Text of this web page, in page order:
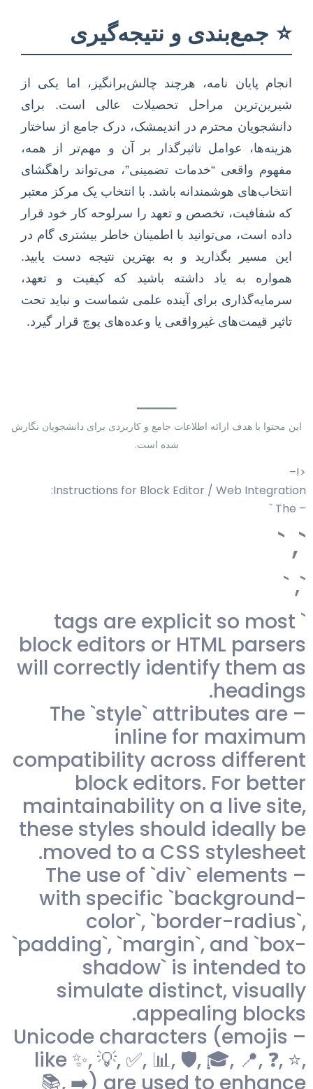
⭐ جمع‌بندی و نتیجه‌گیری
انجام پایان نامه، هرچند چالش‌برانگیز، اما یکی از
شیرین‌ترین مراحل تحصیلات عالی است. برای
دانشجویان محترم در اندیمشک، درک جامع از ساختار
هزینه‌ها، عوامل تاثیرگذار بر آن و مهم‌تر از همه،
مفهوم واقعی “خدمات تضمینی”، می‌تواند راهگشای
انتخاب‌های هوشمندانه باشد. با انتخاب یک مرکز معتبر
که شفافیت، تخصص و تعهد را سرلوحه کار خود قرار
داده است، می‌توانید با اطمینان خاطر بیشتری گام در
این مسیر بگذارید و به بهترین نتیجه دست یابید.
همواره به یاد داشته باشید که کیفیت و تعهد،
سرمایه‌گذاری برای آینده علمی شماست و نباید تحت
تاثیر قیمت‌های غیرواقعی یا وعده‌های پوچ قرار گیرد.
━━━━━━━
این محتوا با هدف ارائه اطلاعات جامع و کاربردی برای دانشجویان نگارش
شده است.
<!–
Instructions for Block Editor / Web Integration:
– The `
`, `
`, `
` tags are explicit so most
block editors or HTML parsers
will correctly identify them as
headings.
– The `style` attributes are
inline for maximum
compatibility across different
block editors. For better
maintainability on a live site,
these styles should ideally be
moved to a CSS stylesheet.
– The use of `div` elements
with specific `background-
color`, `border-radius`,
`padding`, `margin`, and `box-
shadow` is intended to
simulate distinct, visually
appealing blocks.
– Unicode characters (emojis
like ✨, 💡, ✅, 📊, 🛡️, 🎓, 📍, ❓, ⭐,
📚, ➡️) are used to enhance